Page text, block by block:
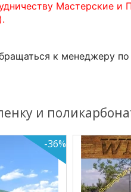
Мастерские и
к менеджеру
и
-36%